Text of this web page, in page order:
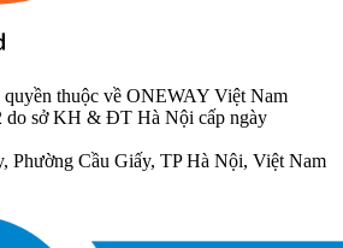
thuộc về ONEWAY Việt Nam
do sở KH & ĐT Hà Nội cấp ngày
Phường Cầu Giấy, TP Hà Nội, Việt Nam